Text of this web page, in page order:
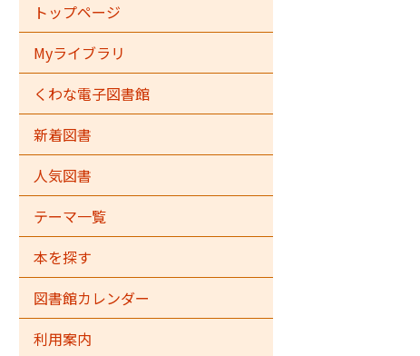
トップページ
Myライブラリ
くわな電子図書館
新着図書
人気図書
テーマ一覧
本を探す
図書館カレンダー
利用案内